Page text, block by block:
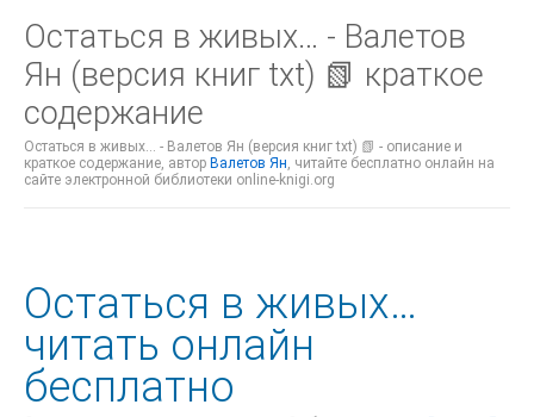
Остаться в живых… - Валетов
Ян (версия книг txt) 📗 краткое
содержание
Остаться в живых… - Валетов Ян (версия книг txt) 📗 - описание и
краткое содержание, автор Валетов Ян, читайте бесплатно онлайн на
сайте электронной библиотеки online-knigi.org
Остаться в живых…
читать онлайн
бесплатно